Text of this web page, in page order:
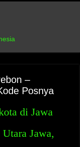
–
Posnya
di Jawa
Jawa,